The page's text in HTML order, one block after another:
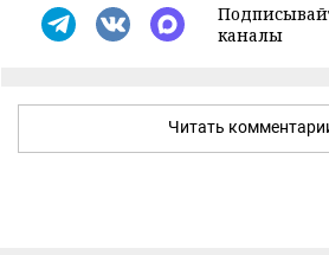
каналы
Читать